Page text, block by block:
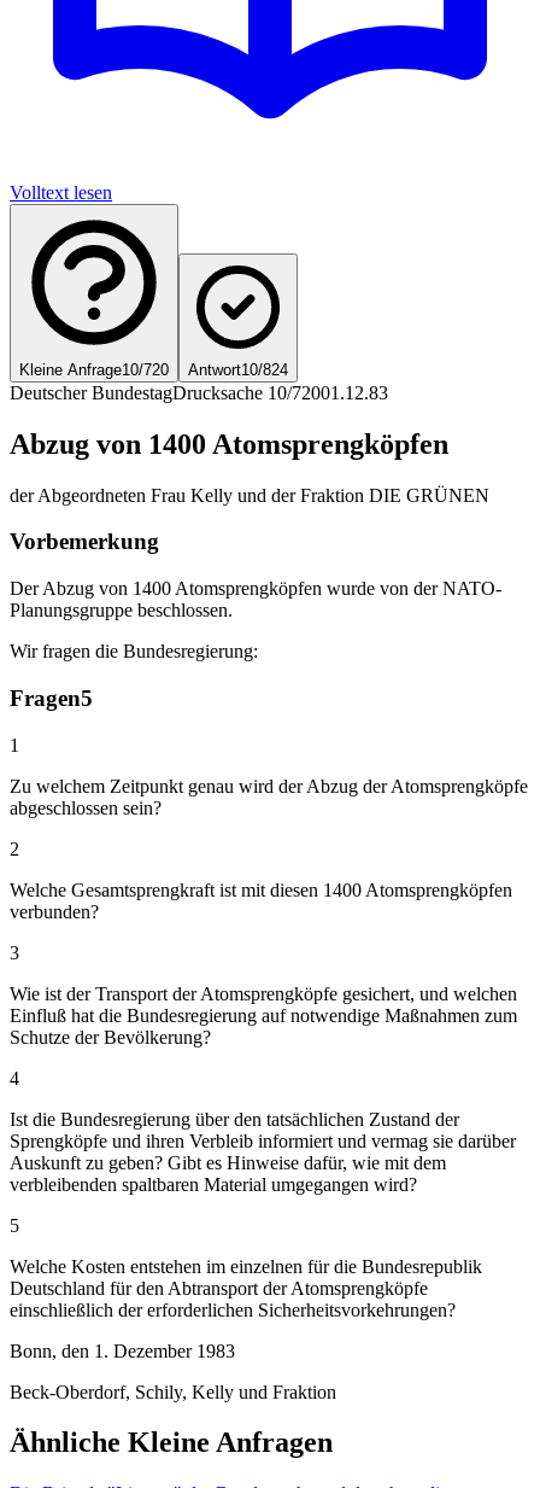
Volltext lesen
Kleine Anfrage10/720 Antwort10/824
Deutscher BundestagDrucksache 10/72001.12.83
Abzug von 1400 Atomsprengköpfen
der Abgeordneten Frau Kelly und der Fraktion DIE GRÜNEN
Vorbemerkung
Der Abzug von 1400 Atomsprengköpfen wurde von der NATO-
Planungsgruppe beschlossen.
Wir fragen die Bundesregierung:
Fragen5
1
Zu welchem Zeitpunkt genau wird der Abzug der Atomsprengköpfe
abgeschlossen sein?
2
Welche Gesamtsprengkraft ist mit diesen 1400 Atomsprengköpfen
verbunden?
3
Wie ist der Transport der Atomsprengköpfe gesichert, und welchen
Einfluß hat die Bundesregierung auf notwendige Maßnahmen zum
Schutze der Bevölkerung?
4
Ist die Bundesregierung über den tatsächlichen Zustand der
Sprengköpfe und ihren Verbleib informiert und vermag sie darüber
Auskunft zu geben? Gibt es Hinweise dafür, wie mit dem
verbleibenden spaltbaren Material umgegangen wird?
5
Welche Kosten entstehen im einzelnen für die Bundesrepublik
Deutschland für den Abtransport der Atomsprengköpfe
einschließlich der erforderlichen Sicherheitsvorkehrungen?
Bonn, den 1. Dezember 1983
Beck-Oberdorf, Schily, Kelly und Fraktion
Ähnliche Kleine Anfragen